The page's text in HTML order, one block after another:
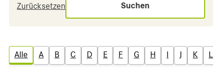
Zurücksetzen Suchen
Alle A B C D E F G H I J K L